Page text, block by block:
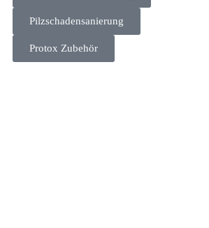
Pilzschadensanierung
Protox Zubehör